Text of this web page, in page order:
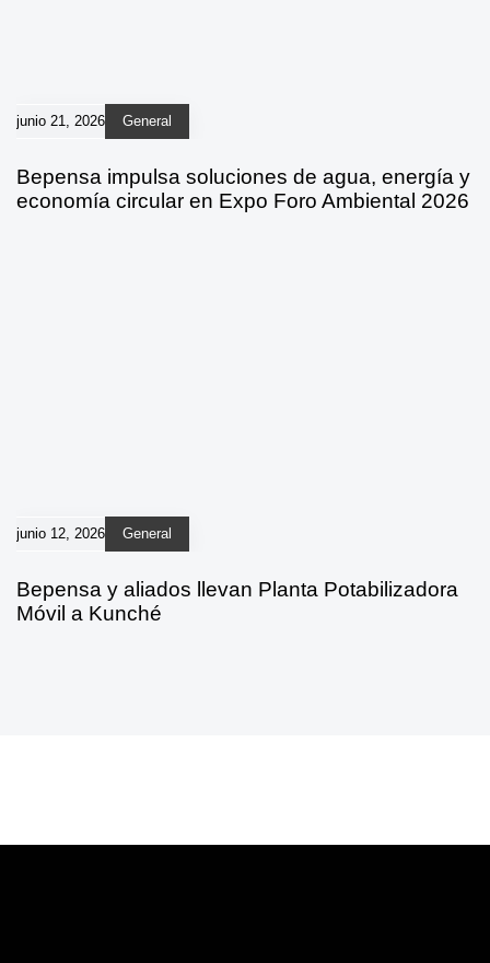
junio 21, 2026 General
Bepensa impulsa soluciones de agua, energía y
economía circular en Expo Foro Ambiental 2026
junio 12, 2026 General
Bepensa y aliados llevan Planta Potabilizadora
Móvil a Kunché